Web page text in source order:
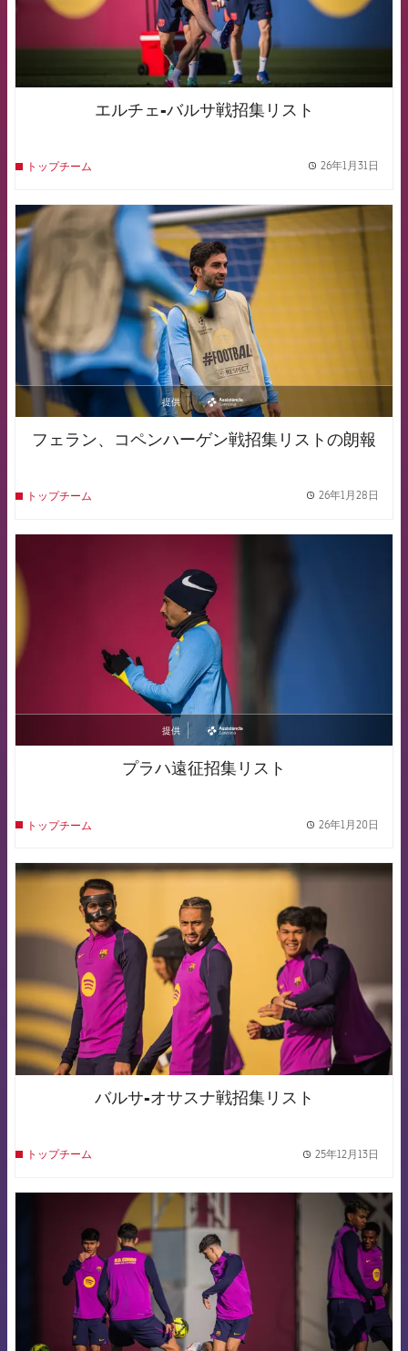
エルチェ-バルサ戦招集リスト
トップチーム 26年1月31日
FCB Barcelona badge
提供
asistencia
フェラン、コペンハーゲン戦招集リストの朗報
トップチーム 26年1月28日
提供
asistencia
プラハ遠征招集リスト
トップチーム 26年1月20日
FCB Barcelona badge
バルサ-オサスナ戦招集リスト
トップチーム 25年12月13日
FCB Barcelona badge